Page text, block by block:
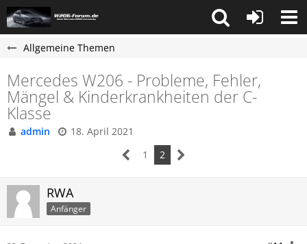
Allgemeine Themen
Mercedes W206 - Probleme, Fehler,
Mängel & Kinderkrankheiten der C-
Klasse
admin
18. April 2021
1
2
RWA
Anfänger